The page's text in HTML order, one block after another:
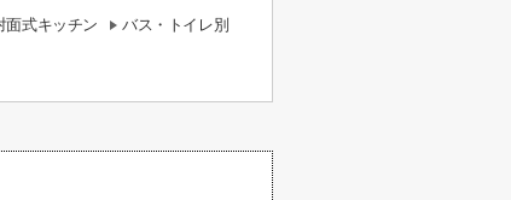
面式キッチン
バス・トイレ別